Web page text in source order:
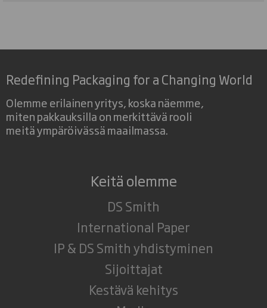
Redefining Packaging for a Changing World
Olemme erilainen yritys, koska näemme,
miten pakkauksilla on merkittävä rooli
meitä ympäröivässä maailmassa.
Keitä olemme
DS Smith
International Paper
IP & DS Smith yhdistyminen
Sijoittajat
Kestävä kehitys